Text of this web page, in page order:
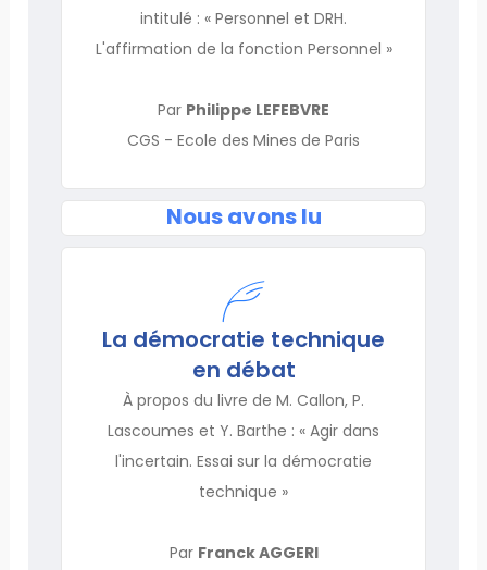
intitulé : « Personnel et DRH.
L'affirmation de la fonction Personnel »
Par Philippe LEFEBVRE
CGS - Ecole des Mines de Paris
Nous avons lu
La démocratie technique
en débat
À propos du livre de M. Callon, P.
Lascoumes et Y. Barthe : « Agir dans
l'incertain. Essai sur la démocratie
technique »
Par Franck AGGERI